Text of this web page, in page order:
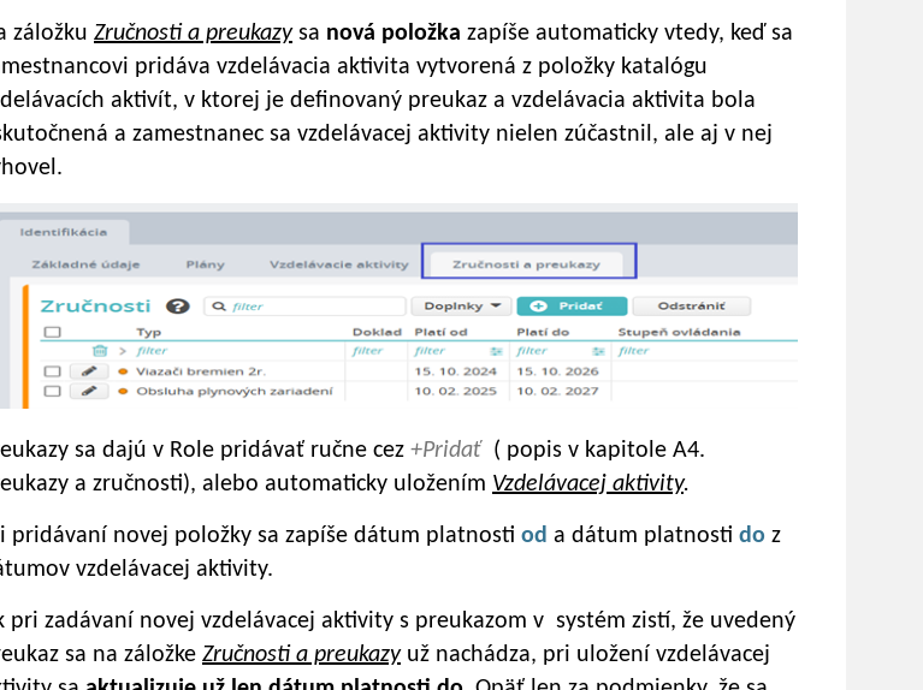
záložku Zručnosti a preukazy sa nová položka zapíše automaticky vtedy, keď sa
pridáva vzdelávacia aktivita vytvorená z položky katalógu
aktivít, v ktorej je definovaný preukaz a vzdelávacia aktivita bola
a zamestnanec sa vzdelávacej aktivity nielen zúčastnil, ale aj v nej
sa dajú v Role pridávať ručne cez +Pridať ( popis v kapitole A4.
a zručnosti), alebo automaticky uložením Vzdelávacej aktivity.
pridávaní novej položky sa zapíše dátum platnosti od a dátum platnosti do z
vzdelávacej aktivity.
pri zadávaní novej vzdelávacej aktivity s preukazom v systém zistí, že uvedený
sa na záložke Zručnosti a preukazy už nachádza, pri uložení vzdelávacej